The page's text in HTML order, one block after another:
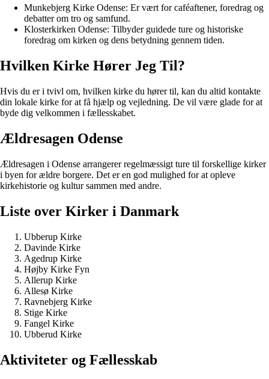
Munkebjerg Kirke Odense: Er vært for caféaftener, foredrag og
debatter om tro og samfund.
Klosterkirken Odense: Tilbyder guidede ture og historiske
foredrag om kirken og dens betydning gennem tiden.
Hvilken Kirke Hører Jeg Til?
Hvis du er i tvivl om, hvilken kirke du hører til, kan du altid kontakte
din lokale kirke for at få hjælp og vejledning. De vil være glade for at
byde dig velkommen i fællesskabet.
Ældresagen Odense
Ældresagen i Odense arrangerer regelmæssigt ture til forskellige kirker
i byen for ældre borgere. Det er en god mulighed for at opleve
kirkehistorie og kultur sammen med andre.
Liste over Kirker i Danmark
Ubberup Kirke
Davinde Kirke
Agedrup Kirke
Højby Kirke Fyn
Allerup Kirke
Allesø Kirke
Ravnebjerg Kirke
Stige Kirke
Fangel Kirke
Ubberud Kirke
Aktiviteter og Fællesskab